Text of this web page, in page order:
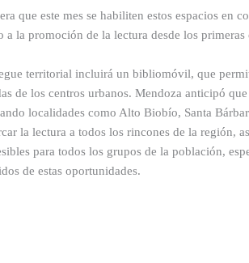
que este mes se habiliten estos espacios en
a la promoción de la lectura desde los primeras
territorial incluirá un bibliomóvil, que
de los centros urbanos. Mendoza anticipó
localidades como Alto Biobío, Santa
la lectura a todos los rincones de la región,
para todos los grupos de la población,
de estas oportunidades.